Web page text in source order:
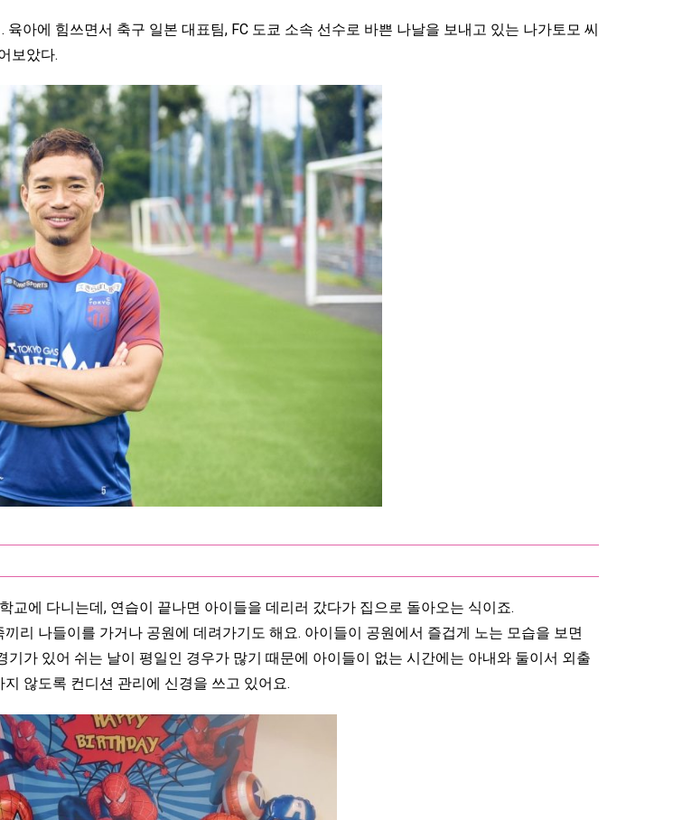
아에 힘쓰면서 축구 일본 대표팀, FC 도쿄 소속 선수로 바쁜 나날을 보내고 있는 나가토모 씨
보았다.
에 다니는데, 연습이 끝나면 아이들을 데리러 갔다가 집으로 돌아오는 식이죠.
리 나들이를 가거나 공원에 데려가기도 해요. 아이들이 공원에서 즐겁게 노는 모습을 보면
가 있어 쉬는 날이 평일인 경우가 많기 때문에 아이들이 없는 시간에는 아내와 둘이서 외출
않도록 컨디션 관리에 신경을 쓰고 있어요.